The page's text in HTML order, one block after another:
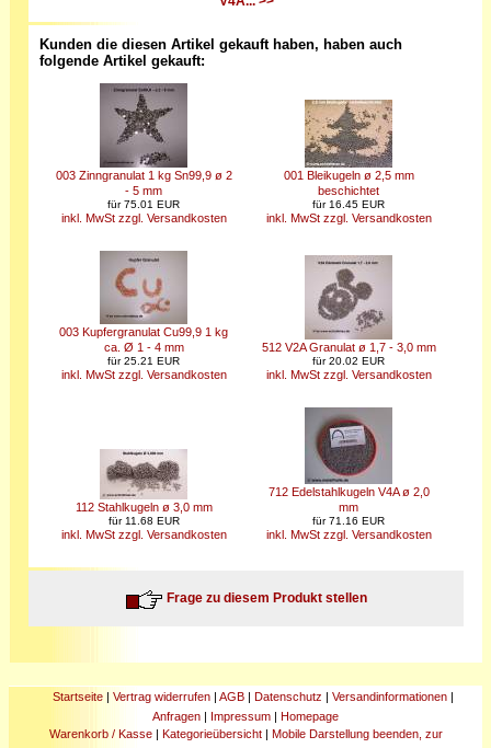
Kunden die diesen Artikel gekauft haben, haben auch
folgende Artikel gekauft:
003 Zinngranulat 1 kg Sn99,9 ø 2
- 5 mm
für 75.01 EUR
inkl. MwSt zzgl. Versandkosten
001 Bleikugeln ø 2,5 mm
beschichtet
für 16.45 EUR
inkl. MwSt zzgl. Versandkosten
003 Kupfergranulat Cu99,9 1 kg
ca. Ø 1 - 4 mm
für 25.21 EUR
inkl. MwSt zzgl. Versandkosten
512 V2A Granulat ø 1,7 - 3,0 mm
für 20.02 EUR
inkl. MwSt zzgl. Versandkosten
112 Stahlkugeln ø 3,0 mm
für 11.68 EUR
inkl. MwSt zzgl. Versandkosten
712 Edelstahlkugeln V4A ø 2,0
mm
für 71.16 EUR
inkl. MwSt zzgl. Versandkosten
Frage zu diesem Produkt stellen
Startseite| Vertrag widerrufen| AGB| Datenschutz | Versandinformationen|
Anfragen | Impressum | Homepage
Warenkorb / Kasse| Kategorieübersicht| Mobile Darstellung beenden, zur